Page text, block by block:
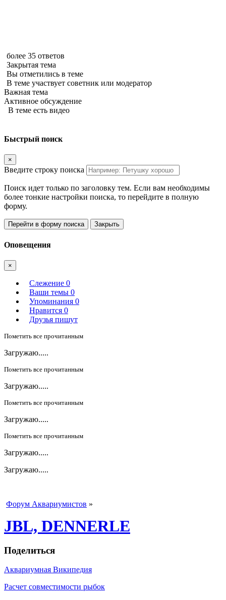
более 35 ответов
Закрытая тема
Вы отметились в теме
В теме участвует советник или модератор
Важная тема
Активное обсуждение
В теме есть видео
Быстрый поиск
×
Введите строку поиска
Поиск идет только по заголовку тем. Если вам необходимы
более тонкие настройки поиска, то перейдите в полную
форму.
Перейти в форму поиска Закрыть
Оповещения
×
Слежение 0
Ваши темы 0
Упоминания 0
Нравится 0
Друзья пишут
Пометить все прочитанным
Загружаю.....
Пометить все прочитанным
Загружаю.....
Пометить все прочитанным
Загружаю.....
Пометить все прочитанным
Загружаю.....
Загружаю.....
Форум Аквариумистов »
JBL, DENNERLE
Поделиться
Аквариумная Википедия
Расчет совместимости рыбок